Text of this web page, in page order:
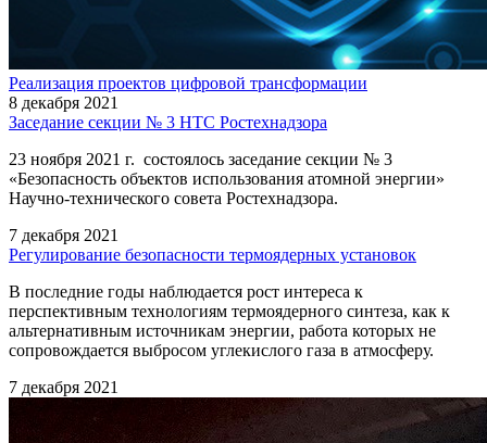
Реализация проектов цифровой трансформации
8 декабря 2021
Заседание секции № 3 НТС Ростехнадзора
23 ноября 2021 г. состоялось заседание секции № 3
«Безопасность объектов использования атомной энергии»
Научно-технического совета Ростехнадзора.
7 декабря 2021
Регулирование безопасности термоядерных установок
В последние годы наблюдается рост интереса к
перспективным технологиям термоядерного синтеза, как к
альтернативным источникам энергии, работа которых не
сопровождается выбросом углекислого газа в атмосферу.
7 декабря 2021